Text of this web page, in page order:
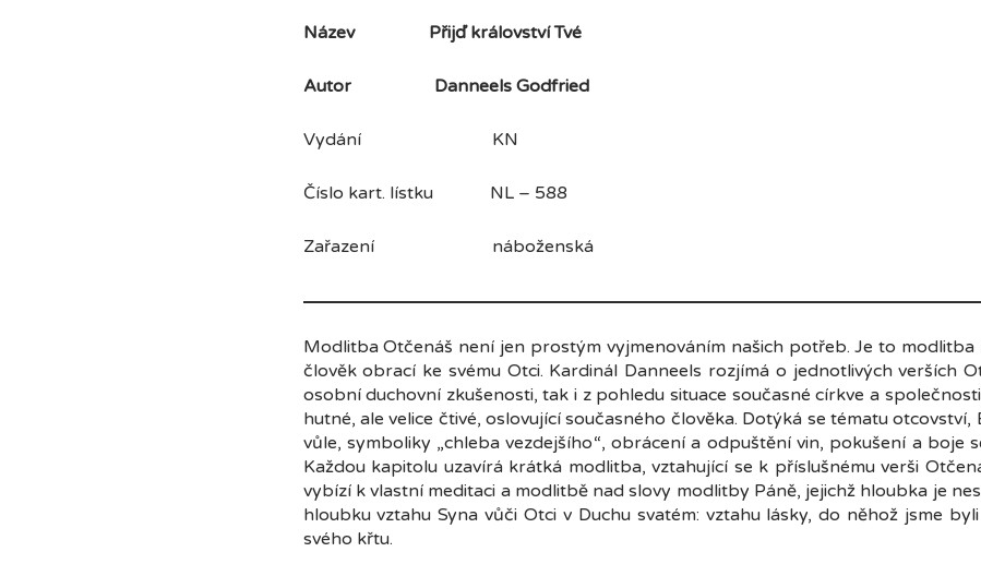
Název Přijď království Tvé
Autor Danneels Godfried
Vydání KN
Číslo kart. lístku NL – 588
Zařazení náboženská
Modlitba Otčenáš není jen prostým vyjmenováním našich potřeb. Je to modlitba
člověk obrací ke svému Otci. Kardinál Danneels rozjímá o jednotlivých verších
osobní duchovní zkušenosti, tak i z pohledu situace současné církve a
hutné, ale velice čtivé, oslovující současného člověka. Dotýká se tématu
vůle, symboliky „chleba vezdejšího“, obrácení a odpuštění vin, pokušení a boje
Každou kapitolu uzavírá krátká modlitba, vztahující se k příslušnému verši
vybízí k vlastní meditaci a modlitbě nad slovy modlitby Páně, jejichž hloubka je
hloubku vztahu Syna vůči Otci v Duchu svatém: vztahu lásky, do něhož jsme
svého křtu.